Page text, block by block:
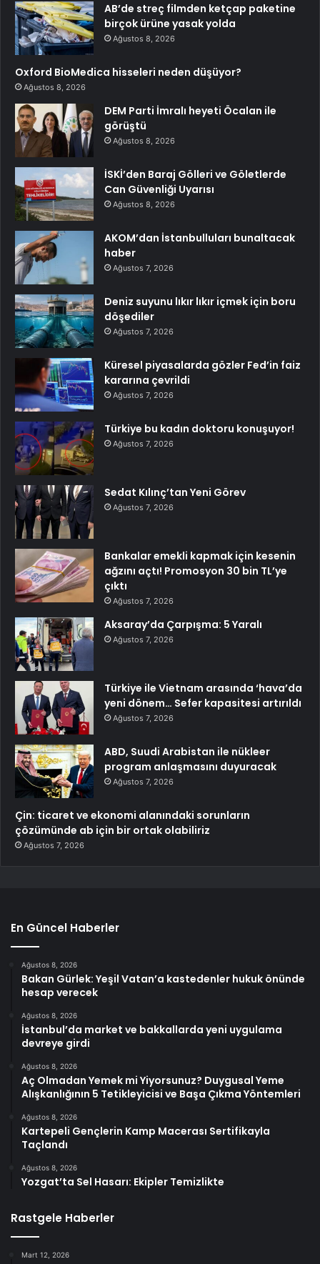
AB’de streç filmden ketçap paketine
birçok ürüne yasak yolda
Ağustos 8, 2026
Oxford BioMedica hisseleri neden düşüyor?
Ağustos 8, 2026
DEM Parti İmralı heyeti Öcalan ile
görüştü
Ağustos 8, 2026
İSKİ’den Baraj Gölleri ve Göletlerde
Can Güvenliği Uyarısı
Ağustos 8, 2026
AKOM’dan İstanbulluları bunaltacak
haber
Ağustos 7, 2026
Deniz suyunu lıkır lıkır içmek için boru
döşediler
Ağustos 7, 2026
Küresel piyasalarda gözler Fed’in faiz
kararına çevrildi
Ağustos 7, 2026
Türkiye bu kadın doktoru konuşuyor!
Ağustos 7, 2026
Sedat Kılınç’tan Yeni Görev
Ağustos 7, 2026
Bankalar emekli kapmak için kesenin
ağzını açtı! Promosyon 30 bin TL’ye
çıktı
Ağustos 7, 2026
Aksaray’da Çarpışma: 5 Yaralı
Ağustos 7, 2026
Türkiye ile Vietnam arasında ‘hava’da
yeni dönem… Sefer kapasitesi artırıldı
Ağustos 7, 2026
ABD, Suudi Arabistan ile nükleer
program anlaşmasını duyuracak
Ağustos 7, 2026
Çin: ticaret ve ekonomi alanındaki sorunların
çözümünde ab için bir ortak olabiliriz
Ağustos 7, 2026
En Güncel Haberler
Ağustos 8, 2026
Bakan Gürlek: Yeşil Vatan’a kastedenler hukuk önünde
hesap verecek
Ağustos 8, 2026
İstanbul’da market ve bakkallarda yeni uygulama
devreye girdi
Ağustos 8, 2026
Aç Olmadan Yemek mi Yiyorsunuz? Duygusal Yeme
Alışkanlığının 5 Tetikleyicisi ve Başa Çıkma Yöntemleri
Ağustos 8, 2026
Kartepeli Gençlerin Kamp Macerası Sertifikayla
Taçlandı
Ağustos 8, 2026
Yozgat’ta Sel Hasarı: Ekipler Temizlikte
Rastgele Haberler
Mart 12, 2026